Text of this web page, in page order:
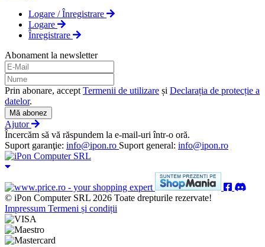
Logare / Înregistrare
Logare
Înregistrare
Abonament la newsletter
Prin abonare, accept Termenii de utilizare și Declarația de protecție a
datelor.
Mă abonez
Ajutor
Încercăm să vă răspundem la e-mail-uri într-o oră.
Suport garanţie: info@ipon.ro Suport general: info@ipon.ro
© iPon Computer SRL 2026 Toate drepturile rezervate!
Impressum Termeni și condiții